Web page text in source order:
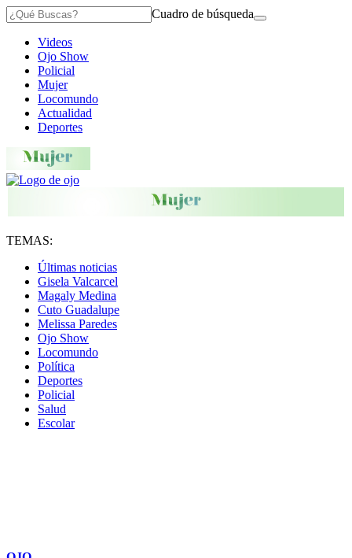
Cuadro de búsqueda
Videos
Ojo Show
Policial
Mujer
Locomundo
Actualidad
Deportes
TEMAS:
Últimas noticias
Gisela Valcarcel
Magaly Medina
Cuto Guadalupe
Melissa Paredes
Ojo Show
Locomundo
Política
Deportes
Policial
Salud
Escolar